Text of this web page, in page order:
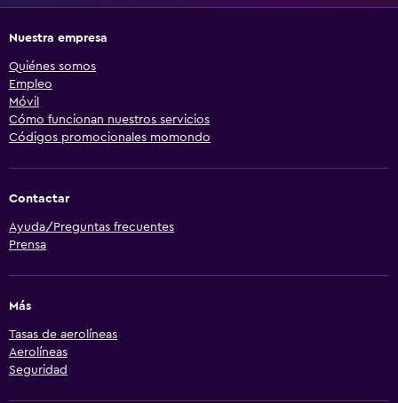
Nuestra empresa
Quiénes somos
Empleo
Móvil
Cómo funcionan nuestros servicios
Códigos promocionales momondo
Contactar
Ayuda/Preguntas frecuentes
Prensa
Más
Tasas de aerolíneas
Aerolíneas
Seguridad